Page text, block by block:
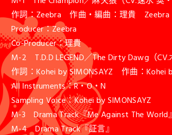
作詞：Zeebra 作曲・編曲：理貴 Zeebra
Producer：Zeebra
Co-Producer：理貴
M-2 T.D.D LEGEND／The Dirty Dawg（
作詞：Kohei by SIMONSAYZ 作曲：
All Instruments：R・O・N
Sampling Voice：Kohei by SIMONSAYZ
M-3 Drama Track『Me Against The World』
M-4 Drama Track『証言』